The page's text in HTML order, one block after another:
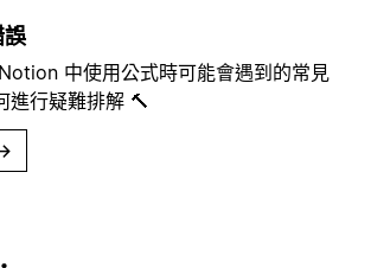
誤
中使用公式時可能會遇到的常見
進行疑難排解 🔨